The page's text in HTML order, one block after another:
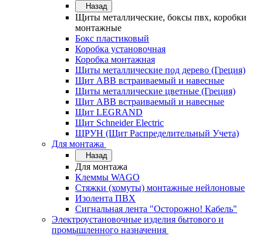
Назад
Щиты металлические, боксы пвх, коробки
монтажные
Бокс пластиковый
Коробка установочная
Коробка монтажная
Щиты металлические под дерево (Греция)
Щит ABB встраиваемый и навесные
Щиты металлические цветные (Греция)
Щит ABB встраиваемый и навесные
Щит LEGRAND
Щит Schneider Electric
ЩРУН (Щит Распределительный Учета)
Для монтажа
Назад
Для монтажа
Клеммы WAGO
Стяжки (хомуты) монтажные нейлоновые
Изолента ПВХ
Сигнальная лента "Осторожно! Кабель"
Электроустановочные изделия бытового и
промышленного назначения